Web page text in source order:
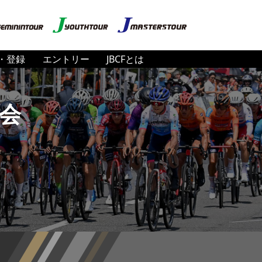
登録 エントリー JBCFとは